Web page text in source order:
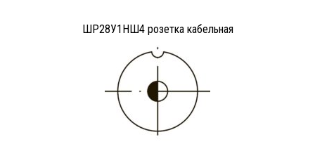
ШР28У1НШ4 розетка кабельная